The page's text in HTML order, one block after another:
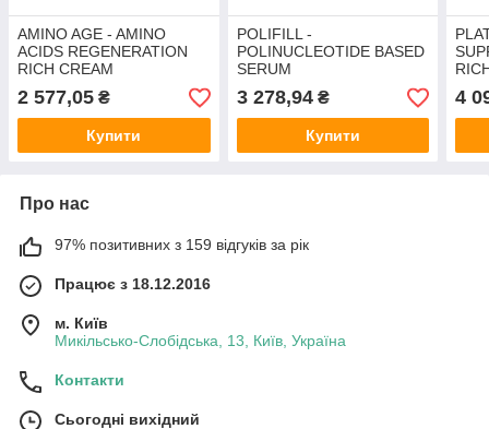
AMINO AGE - AMINO
ACIDS REGENERATION
RICH CREAM
2 577,05 ₴
Купити
POLIFILL -
POLINUCLEOTIDE BASED
SERUM
3 278,94₴
Купити
4
Про нас
97% позитивних з 159 відгуків за рік
Працює з 18.12.2016
м. Київ
Микільсько-Слобідська, 13, Київ, Україна
Контакти
Сьогодні вихідний